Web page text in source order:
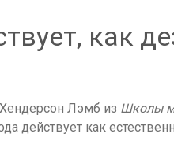
как
Лэмб из Школы
действует как